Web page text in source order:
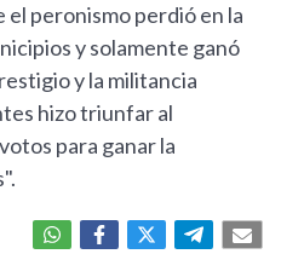
el peronismo perdió en la
y solamente ganó
y la militancia
hizo triunfar al
para ganar la